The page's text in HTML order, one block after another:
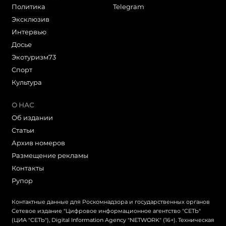
Политика
Эксклюзив
Интервью
Досье
Экотуризм73
Cпорт
Культура
Telegram
О НАС
Об издании
Статьи
Архив номеров
Размещение рекламы
Контакты
Рупор
Контактные данные для Роскомнадзора и государственных органов
Сетевое издание "Цифровое информационное агентство "СЕТЬ"
(ЦИА "СЕТЬ"), Digital Information Agency "NETWORK" (16+). Техническая